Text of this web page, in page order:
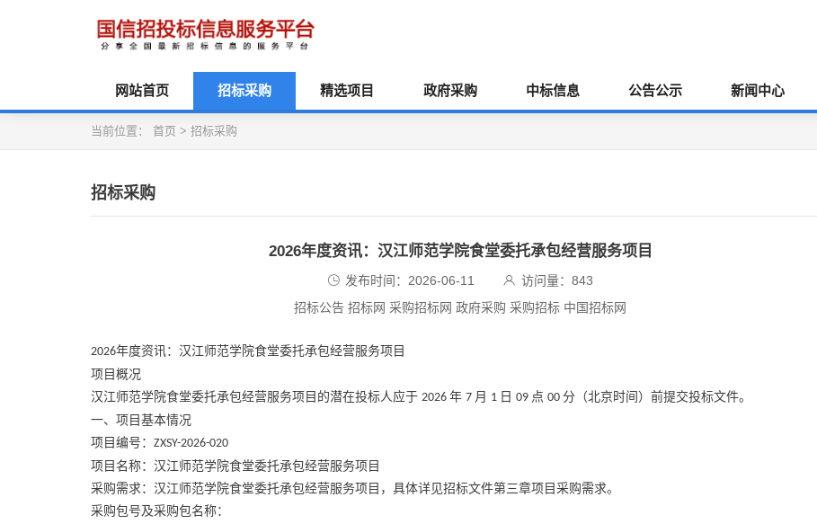
网站首页 招标采购 精选项目 政府采购 中标信息 公告公示 新闻中心
当前位置： 首页 > 招标采购
招标采购
2026年度资讯：汉江师范学院食堂委托承包经营服务项目
发布时间：2026-06-11 访问量：843
招标公告 招标网 采购招标网 政府采购 采购招标 中国招标网
2026年度资讯：汉江师范学院食堂委托承包经营服务项目
项目概况
汉江师范学院食堂委托承包经营服务项目的潜在投标人应于 2026 年 7 月 1 日 09 点 00 分（北京时间）前提交投标文件。
一、项目基本情况
项目编号： ZXSY-2026-020
项目名称：汉江师范学院食堂委托承包经营服务项目
采购需求：汉江师范学院食堂委托承包经营服务项目，具体详见招标文件第三章项目采购需求。
采购包号及采购包名称：